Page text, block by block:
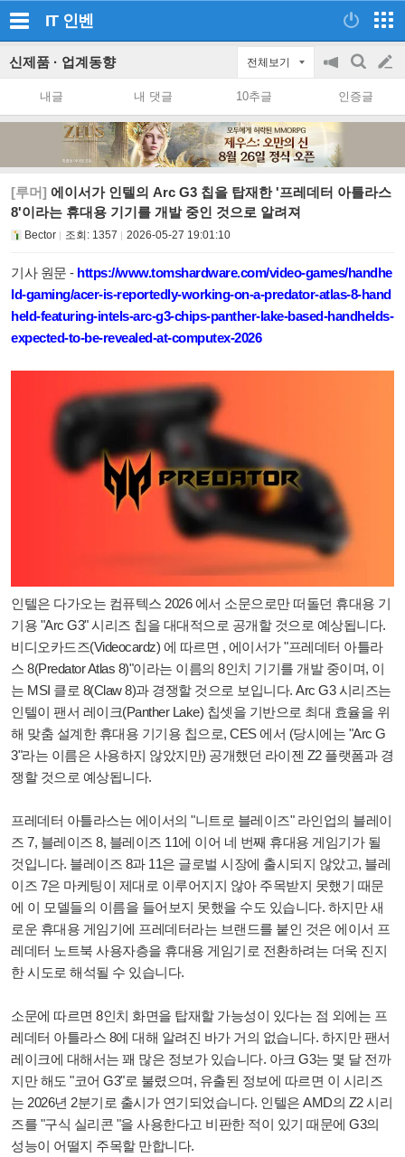
IT 인벤
신제품 · 업계동향 전체보기
공
on/off
검
색
글
쓰
내글 내 댓글 10추글 인증글
[루머] 에이서가 인텔의 Arc G3 칩을 탑재한 '프레데터 아틀라스
8'이라는 휴대용 기기를 개발 중인 것으로 알려져
Bector 조회: 1357 2026-05-27 19:01:10
기사 원문 - https://www.tomshardware.com/video-games/handhe
ld-gaming/acer-is-reportedly-working-on-a-predator-atlas-8-hand
held-featuring-intels-arc-g3-chips-panther-lake-based-handhelds-
expected-to-be-revealed-at-computex-2026
인텔은 다가오는 컴퓨텍스 2026 에서 소문으로만 떠돌던 휴대용 기
기용 "Arc G3" 시리즈 칩을 대대적으로 공개할 것으로 예상됩니다.
비디오카드즈(Videocardz) 에 ​​따르면 , 에이서가 "프레데터 아틀라
스 8(Predator Atlas 8)"이라는 이름의 8인치 기기를 개발 중이며, 이
는 MSI 클로 8(Claw 8)과 경쟁할 것으로 보입니다. Arc G3 시리즈는
인텔이 팬서 레이크(Panther Lake) 칩셋을 기반으로 최대 효율을 위
해 맞춤 설계한 휴대용 기기용 칩으로, CES 에서 (당시에는 "Arc G
3"라는 이름은 사용하지 않았지만) 공개했던 라이젠 Z2 플랫폼과 경
쟁할 것으로 예상됩니다.
프레데터 아틀라스는 에이서의 "니트로 블레이즈" 라인업의 블레이
즈 7, 블레이즈 8, 블레이즈 11에 이어 네 번째 휴대용 게임기가 될
것입니다. 블레이즈 8과 11은 글로벌 시장에 출시되지 않았고, 블레
이즈 7은 마케팅이 제대로 이루어지지 않아 주목받지 못했기 때문
에 이 모델들의 이름을 들어보지 못했을 수도 있습니다. 하지만 새
로운 휴대용 게임기에 프레데터라는 브랜드를 붙인 것은 에이서 프
레데터 노트북 사용자층을 휴대용 게임기로 전환하려는 더욱 진지
한 시도로 해석될 수 있습니다.
소문에 따르면 8인치 화면을 탑재할 가능성이 있다는 점 외에는 프
레데터 아틀라스 8에 대해 알려진 바가 거의 없습니다. 하지만 팬서
레이크에 대해서는 꽤 많은 정보가 있습니다. 아크 G3는 몇 달 전까
지만 해도 "코어 G3"로 불렸으며, 유출된 정보에 따르면 이 시리즈
는 2026년 2분기로 출시가 연기되었습니다. 인텔은 AMD의 Z2 시리
즈를 "구식 실리콘 "을 사용한다고 비판한 적이 있기 때문에 G3의
성능이 어떨지 주목할 만합니다.